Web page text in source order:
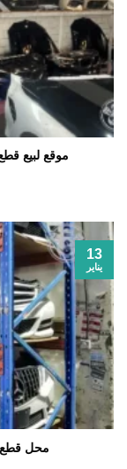
موقع لبيع
محل قطع
13
يناير